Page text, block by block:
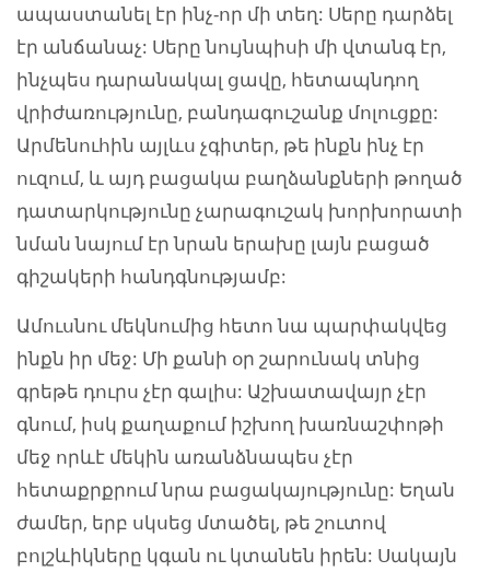
ապաստանել էր ինչ-որ մի տեղ: Սերը դարձել
էր անճանաչ: Սերը նույնպիսի մի վտանգ էր,
ինչպես դարանակալ ցավը, հետապնդող
վրիժառությունը, բանդագուշանք մոլուցքը:
Արմենուհին այլևս չգիտեր, թե ինքն ինչ էր
ուզում, և այդ բացակա բաղձանքների թողած
դատարկությունը չարագուշակ խորխորատի
նման նայում էր նրան երախը լայն բացած
գիշակերի հանդգնությամբ:
Ամուսնու մեկնումից հետո նա պարփակվեց
ինքն իր մեջ: Մի քանի օր շարունակ տնից
գրեթե դուրս չէր գալիս: Աշխատավայր չէր
գնում, իսկ քաղաքում իշխող խառնաշփոթի
մեջ որևէ մեկին առանձնապես չէր
հետաքրքրում նրա բացակայությունը: Եղան
ժամեր, երբ սկսեց մտածել, թե շուտով
բոլշևիկները կգան ու կտանեն իրեն: Սակայն